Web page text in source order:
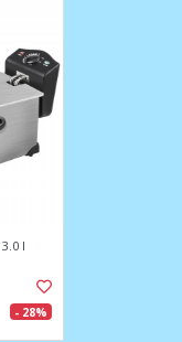
l
- 28%